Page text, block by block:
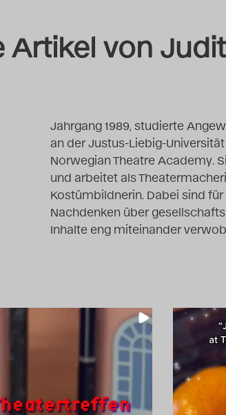
Artikel von
Jahrgang 1989, studierte
an der Justus-Liebig-
Norwegian Theatre Academy.
und arbeitet als
Kostümbildnerin. Dabei sind
Nachdenken über
Inhalte eng miteinander